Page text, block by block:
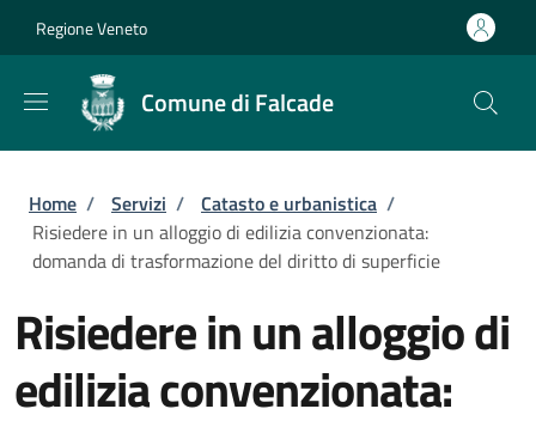
Regione Veneto
Comune di Falcade
Briciole di pane
Home / Servizi / Catasto e urbanistica /
Risiedere in un alloggio di edilizia convenzionata:
domanda di trasformazione del diritto di superficie
Risiedere in un alloggio di
edilizia convenzionata: